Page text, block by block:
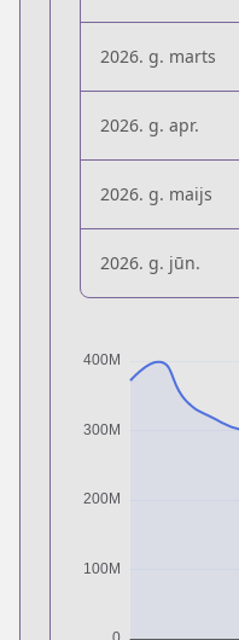
2026. g. marts
2026. g. apr.
2026. g. maijs
2026. g. jūn.